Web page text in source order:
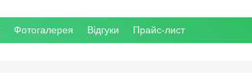
Фотогалерея Відгуки Прайс-лист